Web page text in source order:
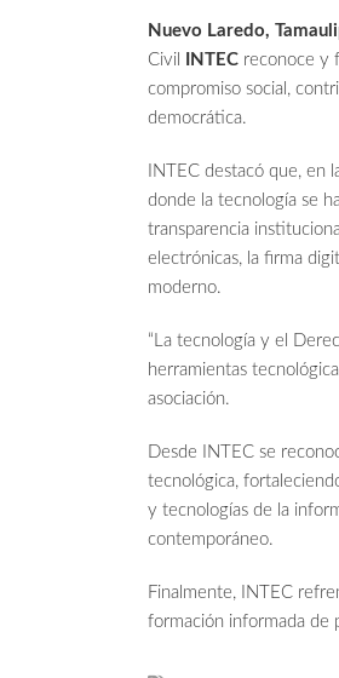
Nuevo Laredo,
Civil
INTEC reconoce y
compromiso social,
democrática.
INTEC destacó que, en
donde la tecnología se
transparencia
electrónicas, la firma
moderno.
“La tecnología y el
herramientas
asociación.
Desde INTEC se
tecnológica,
y tecnologías de la
contemporáneo.
Finalmente, INTEC
formación informada de